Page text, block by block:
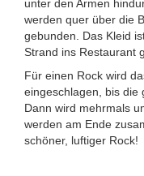
unter den Armen
werden quer über die
gebunden. Das Kleid
Strand ins Restaurant
Für einen Rock wird
eingeschlagen, bis die
Dann wird mehrmals
werden am Ende
schöner, luftiger Rock!